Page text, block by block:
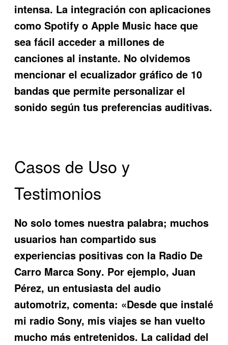
intensa. La integración con aplicaciones
como Spotify o Apple Music hace que
sea fácil acceder a millones de
canciones al instante. No olvidemos
mencionar el ecualizador gráfico de 10
bandas que permite personalizar el
sonido según tus preferencias auditivas.
Casos de Uso y
Testimonios
No solo tomes nuestra palabra; muchos
usuarios han compartido sus
experiencias positivas con la Radio De
Carro Marca Sony. Por ejemplo, Juan
Pérez, un entusiasta del audio
automotriz, comenta: «Desde que instalé
mi radio Sony, mis viajes se han vuelto
mucho más entretenidos. La calidad del